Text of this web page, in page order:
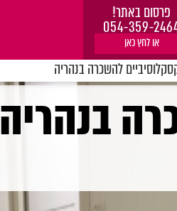
פרסום באתר!
054-359-
או לחץ כאן
להשכרה בנהריה
בנהריה